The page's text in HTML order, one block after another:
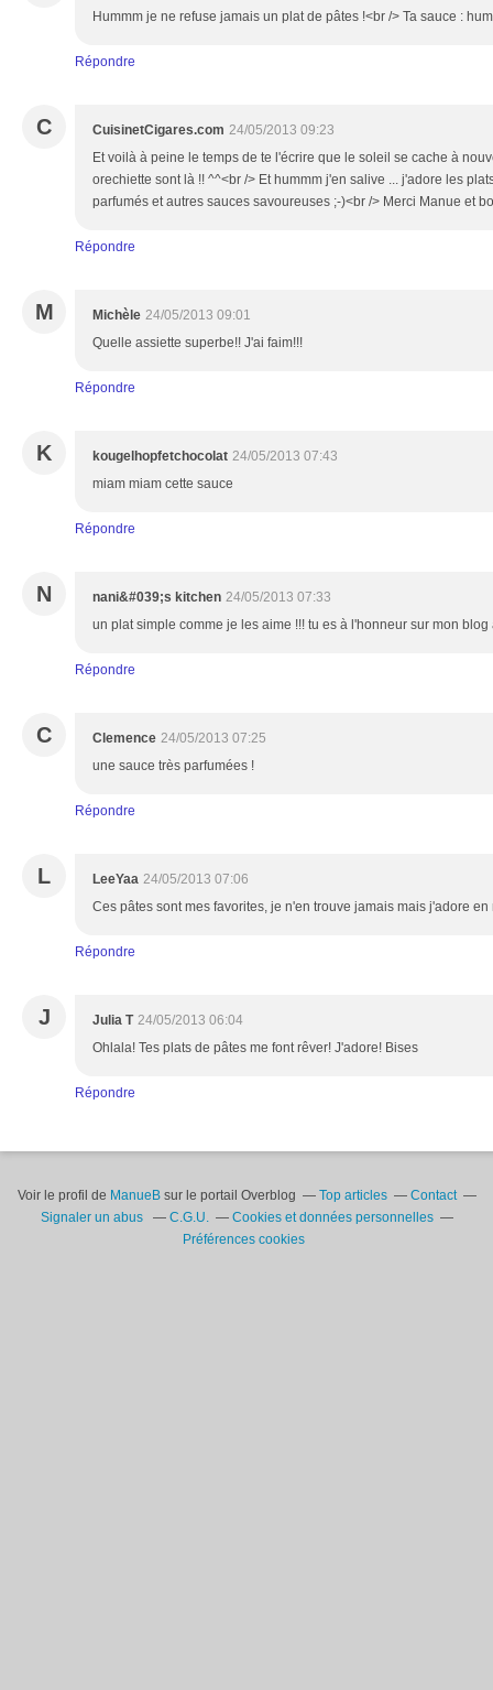
Hummm je ne refuse jamais un plat de pâtes !<br /> Ta sauce :
Répondre
C CuisinetCigares.com 24/05/2013 09:23
Et voilà à peine le temps de te l'écrire que le soleil se cache à
orechiette sont là !! ^^<br /> Et hummm j'en salive ... j'adore les
parfumés et autres sauces savoureuses ;-)<br /> Merci Manue et
Répondre
M Michèle 24/05/2013 09:01
Quelle assiette superbe!! J'ai faim!!!
Répondre
K kougelhopfetchocolat 24/05/2013 07:43
miam miam cette sauce
Répondre
N nani&#039;s kitchen 24/05/2013 07:33
un plat simple comme je les aime !!! tu es à l'honneur sur mon
Répondre
C Clemence 24/05/2013 07:25
une sauce très parfumées !
Répondre
L LeeYaa 24/05/2013 07:06
Ces pâtes sont mes favorites, je n'en trouve jamais mais j'adore en
Répondre
J Julia T 24/05/2013 06:04
Ohlala! Tes plats de pâtes me font rêver! J'adore! Bises
Répondre
Voir le profil de ManueBsur le portail Overblog Top articles
Contact
Signaler un abus
C.G.U.
Cookies et données personnelles
Préférences cookies